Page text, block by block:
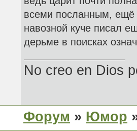
всеми посланным, ещё
навозной куче писал
дерьме в поисках
No creo en Dios
Форум » Юмор